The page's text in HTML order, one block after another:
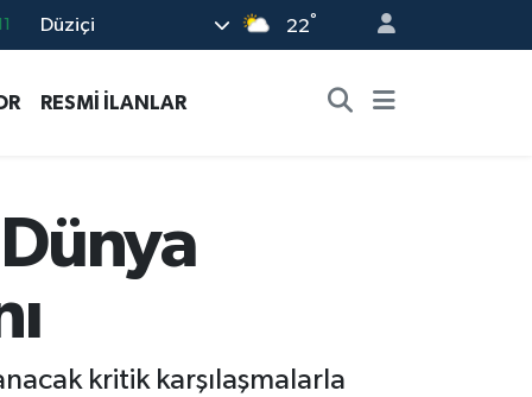
Düziçi 22°
RESMİ İLANLAR
kritik karşılaşmalarla